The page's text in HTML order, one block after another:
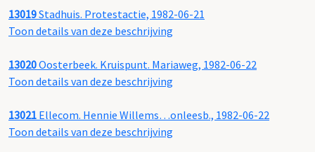
13019Stadhuis. Protestactie, 1982-06-21
Toon details van deze beschrijving
13020Oosterbeek. Kruispunt. Mariaweg, 1982-06-22
Toon details van deze beschrijving
13021 Ellecom. Hennie Willems…onleesb., 1982-06-22
Toon details van deze beschrijving